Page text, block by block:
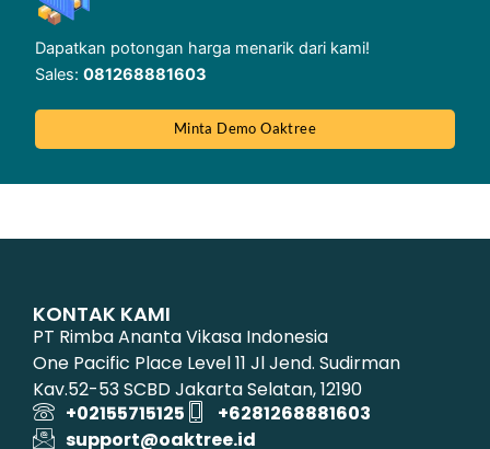
Dapatkan potongan harga menarik dari kami!
Sales: 081268881603
Minta Demo Oaktree
KONTAK KAMI
PT Rimba Ananta Vikasa Indonesia
One Pacific Place Level 11 Jl Jend. Sudirman
Kav.52-53 SCBD Jakarta Selatan, 12190
+02155715125
+6281268881603
support@oaktree.id